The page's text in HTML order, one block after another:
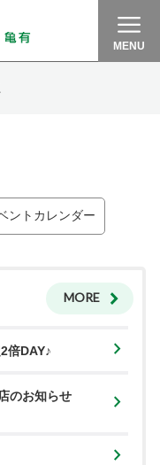
MENU
ントカレンダー
MORE
倍DAY♪
のお知らせ